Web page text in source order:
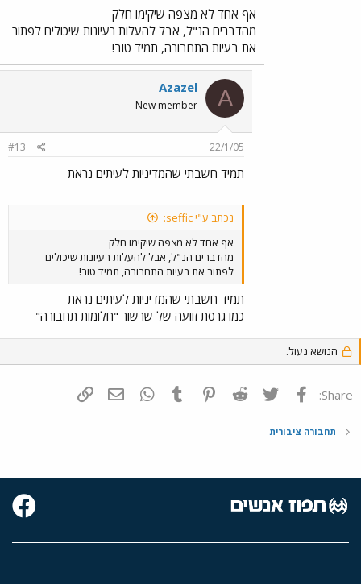
אף אחד לא מצפה שיקימו חלק
מהדברים הנ"ל, אבל להעלות רעיונות שיכולים לפתור
את בעיות התחבורה, תמיד טוב!
A
Azazel
New member
22/1/05
#13
תמיד חשבתי שהמדיניות לעיתים נראת
נכתב ע"י seffic:
אף אחד לא מצפה שיקימו חלק
מהדברים הנ"ל, אבל להעלות רעיונות שיכולים
לפתור את בעיות התחבורה, תמיד טוב!
תמיד חשבתי שהמדיניות לעיתים נראת
כמו גרסת זוועה של שרשור "חלומות תחבורה"
הנושא נעול.
Share: פייסבוק Twitter
Reddit
Pinterest
Tumblr
WhatsAppדואר אלקטרוני
תחבורה ציבורית